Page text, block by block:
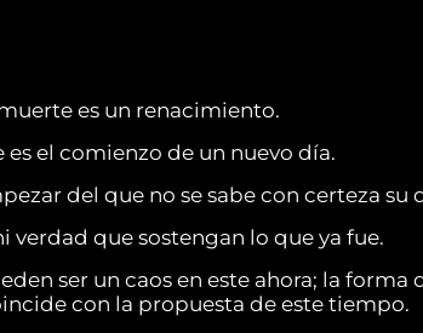
es un renacimiento.
es el comienzo de un nuevo día.
del que no se sabe con certeza su
verdad que sostengan lo que ya fue.
ser un caos en este ahora; la forma
con la propuesta de este tiempo.